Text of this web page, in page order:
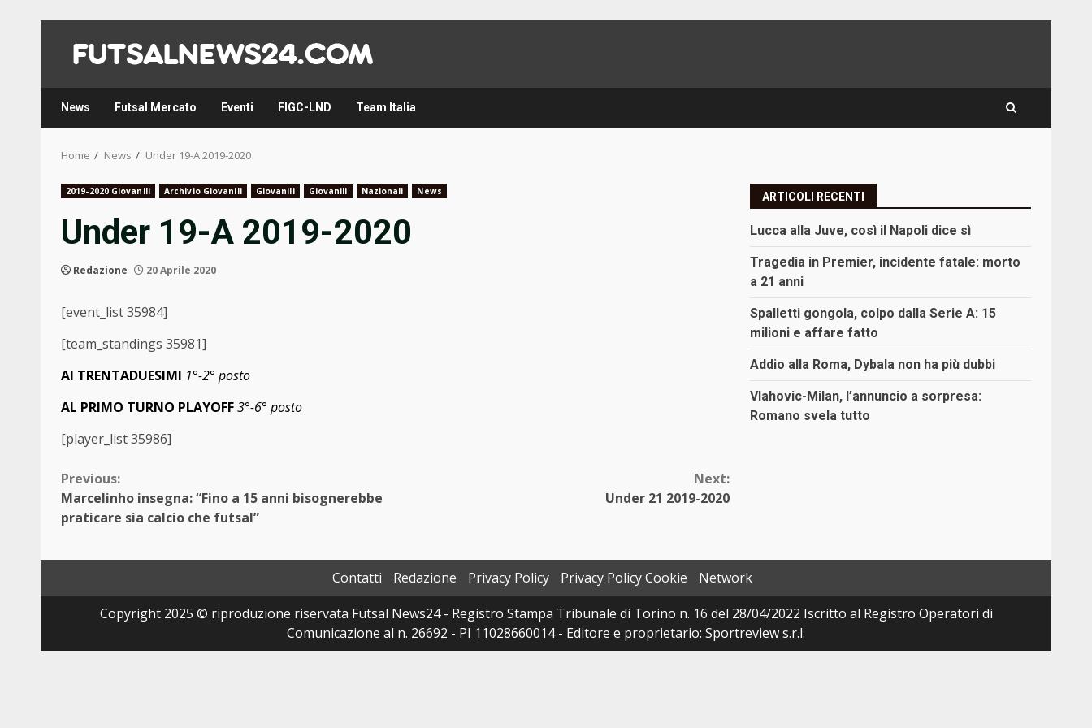
content
News Futsal Mercato Eventi FIGC-LND Team Italia
Home News Under 19-A 2019-2020
2019-2020 Giovanili Archivio Giovanili Giovanili Giovanili Nazionali News
Under 19-A 2019-2020
Redazione 20 Aprile 2020
[event_list 35984]
[team_standings 35981]
AI TRENTADUESIMI 1°-2° posto
AL PRIMO TURNO PLAYOFF3°-6° posto
[player_list 35986]
Continue
Reading
Previous:
Marcelinho insegna: “Fino a 15 anni bisognerebbe
praticare sia calcio che futsal”
Next:
Under 21 2019-2020
ARTICOLI RECENTI
Lucca alla Juve, così il Napoli dice sì
Tragedia in Premier, incidente fatale: morto
a 21 anni
Spalletti gongola, colpo dalla Serie A: 15
milioni e affare fatto
Addio alla Roma, Dybala non ha più dubbi
Vlahovic-Milan, l’annuncio a sorpresa:
Romano svela tutto
Contatti Redazione Privacy Policy Privacy Policy Cookie
Network
Copyright 2025 © riproduzione riservata Futsal News24 - Registro Stampa Tribunale di Torino n. 16 del 28/04/2022 Iscritto al Registro Operatori di
Comunicazione al n. 26692 - PI 11028660014 - Editore e proprietario: Sportreview s.r.l.